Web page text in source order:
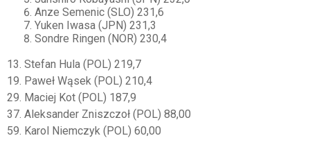
Anze Semenic (SLO) 231,6
Yuken Iwasa (JPN) 231,3
Sondre Ringen (NOR) 230,4
13. Stefan Hula (POL) 219,7
19. Paweł Wąsek (POL) 210,4
29. Maciej Kot (POL) 187,9
37. Aleksander Zniszczoł (POL) 88,00
59. Karol Niemczyk (POL) 60,00